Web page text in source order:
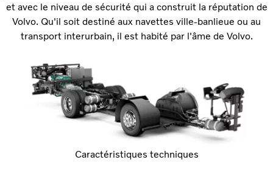
et avec le niveau de sécurité qui a construit la réputation de
Volvo. Qu'il soit destiné aux navettes ville-banlieue ou au
transport interurbain, il est habité par l'âme de Volvo.
Caractéristiques techniques